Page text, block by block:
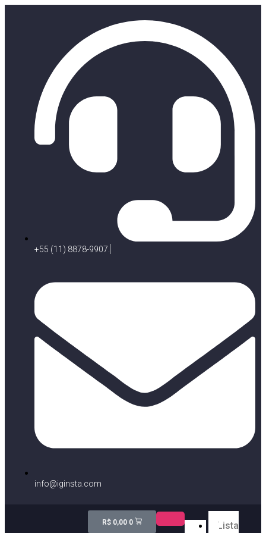
+55 (11) 8878-9907.
info@iginsta.com
R$0,00 0
Lista